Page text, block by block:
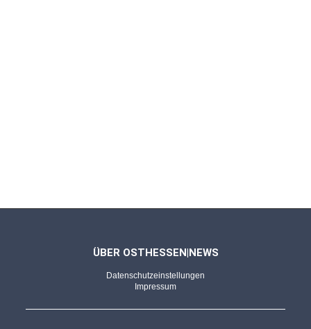
FULDA - 21.06.2026
Impressionen von Felix Weigl
ÜBER OSTHESSEN|NEWS
Datenschutzeinstellungen
Impressum